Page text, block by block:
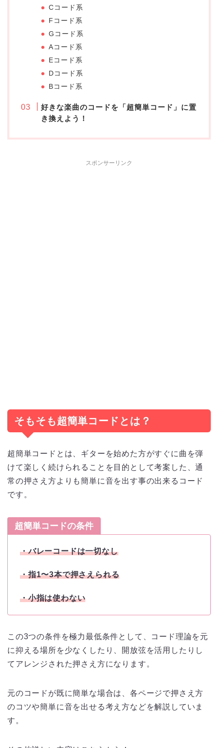
Cコード系
Fコード系
Gコード系
Aコード系
Eコード系
Dコード系
Bコード系
好きな楽曲のコードを「超簡単コード」に置
き換えよう！
スポンサーリンク
そもそも超簡単コードとは？
超簡単コードとは、ギターを始めた方がすぐに曲を弾
けて楽しく続けられることを目的として考案した、通
常の押さえ方よりも簡単に音を出す事の出来るコード
です。
超簡単コードの条件
・バレーコードは一切なし
・指1〜3本で押さえられる
・小指は使わない
この3つの条件を極力最低条件として、コード理論を元
に抑える場所を少なくしたり、開放弦を活用したりし
てアレンジされた押さえ方になります。
元のコードが既に簡単な場合は、各ページで押さえ方
のコツや簡単に音を出せる考え方などを解説していま
す。